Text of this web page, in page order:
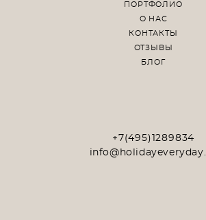
ПОРТФОЛИО
О НАС
КОНТАКТЫ
ОТЗЫВЫ
БЛОГ
+7(495)1289834